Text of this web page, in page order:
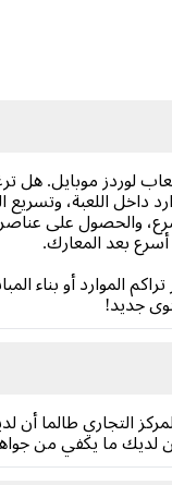
ألعاب لوردز موبايل.
داخل اللعبة،
والحصول على
بعد المعارك.
الموارد أو بناء
جديد!
التجاري طالما أن
لديك ما يكفي من